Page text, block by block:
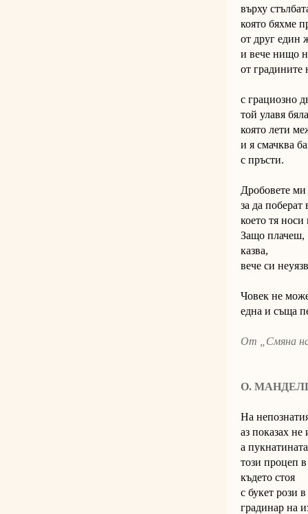
върху
която бяхме
от друг един
и вече нищо
от градините
с грациозно
той улавя
която лети
и я смачква
с пръсти.
Дробовете ми
за да поберат
което тя носи
Защо плачеш,
казва,
вече си
Човек не
една и съща
От „Смяна
О.
На
аз показах не
а
този процеп в
където стоя
с букет рози
градинар на